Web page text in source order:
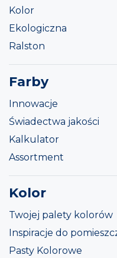
Kolor
Ekologiczna
Ralston
Farby
Innowacje
Świadectwa jakości
Kalkulator
Assortment
Kolor
Twojej palety kolorów
Inspiracje do
Pasty Kolorowe